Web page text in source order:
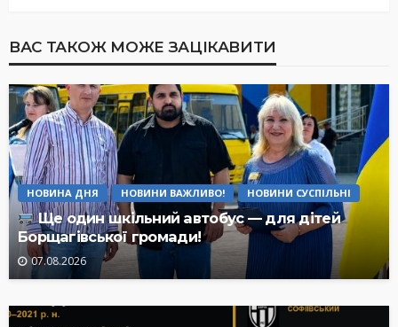
ВАС ТАКОЖ МОЖЕ ЗАЦІКАВИТИ
НОВИНА ДНЯ НОВИНИ ВАЖЛИВО! НОВИНИ СУСПІЛЬНІ
Ще один шкільний автобус — для дітей
Борщагівської громади!
07.08.2026